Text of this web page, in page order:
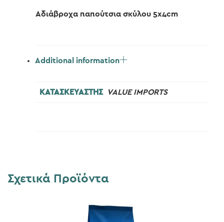
Αδιάβροχα παπούτσια σκύλου 5x4cm
Additional information
ΚΑΤΑΣΚΕΥΑΣΤΗΣ VALUE IMPORTS
Σχετικά Προϊόντα